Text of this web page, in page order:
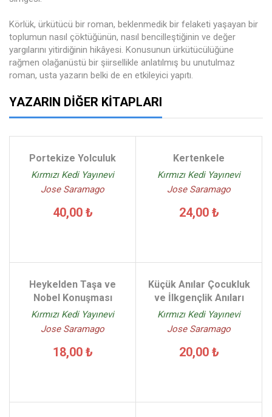
Körlük, ürkütücü bir roman, beklenmedik bir felaketi yaşayan bir
toplumun nasıl çöktüğünün, nasıl bencilleştiğinin ve değer
yargılarını yitirdiğinin hikâyesi. Konusunun ürkütücülüğüne
rağmen olağanüstü bir şiirsellikle anlatılmış bu unutulmaz
roman, usta yazarın belki de en etkileyici yapıtı.
YAZARIN DIĞER KITAPLARI
Portekize Yolculuk
Kırmızı Kedi Yayınevi
Jose Saramago
40,00 ₺
Kertenkele
Kırmızı Kedi Yayınevi
Jose Saramago
24,00 ₺
Heykelden Taşa ve
Nobel Konuşması
Kırmızı Kedi Yayınevi
Jose Saramago
18,00 ₺
Küçük Anılar Çocukluk
ve İlkgençlik Anıları
Kırmızı Kedi Yayınevi
Jose Saramago
20,00 ₺